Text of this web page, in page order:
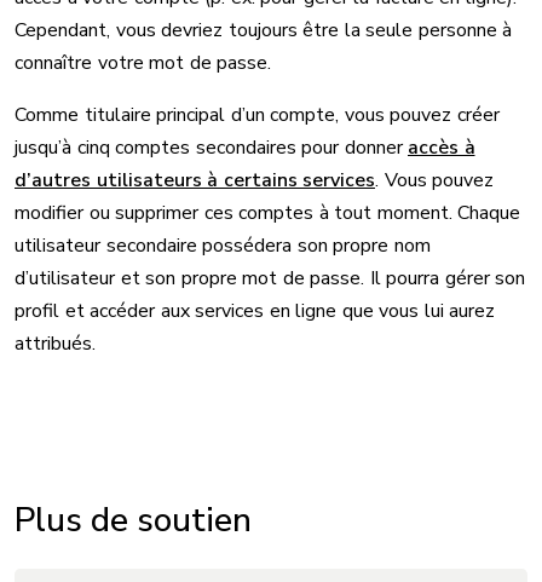
Cependant, vous devriez toujours être la seule personne à
connaître votre mot de passe.
Comme titulaire principal d’un compte, vous pouvez créer
jusqu’à cinq comptes secondaires pour donneraccès à
d’autres utilisateurs à certains services. Vous pouvez
modifier ou supprimer ces comptes à tout moment. Chaque
utilisateur secondaire possédera son propre nom
d’utilisateur et son propre mot de passe. Il pourra gérer son
profil et accéder aux services en ligne que vous lui aurez
attribués.
Plus de soutien